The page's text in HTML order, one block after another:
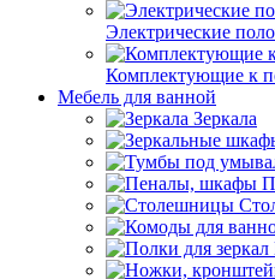
Электрические
Комплектующие к
Мебель для ванной
Зеркала